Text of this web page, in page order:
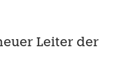
Leiter der